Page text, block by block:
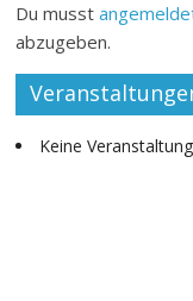
Du musst
abzugeben.
Keine